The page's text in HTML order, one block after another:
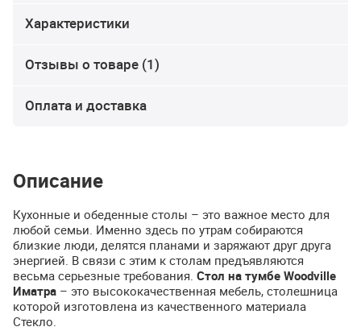
Характеристики
Отзывы о товаре (1)
Оплата и доставка
Описание
Кухонные и обеденные столы – это важное место для
любой семьи. Именно здесь по утрам собираются
близкие люди, делятся планами и заряжают друг друга
энергией. В связи с этим к столам предъявляются
весьма серьезные требования. Стол на тумбе Woodville
Иматра – это высококачественная мебель, столешница
которой изготовлена из качественного материала
Стекло.